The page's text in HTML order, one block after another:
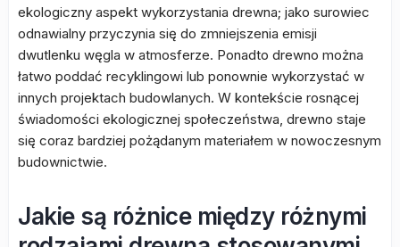
ekologiczny aspekt wykorzystania drewna; jako surowiec
odnawialny przyczynia się do zmniejszenia emisji
dwutlenku węgla w atmosferze. Ponadto drewno można
łatwo poddać recyklingowi lub ponownie wykorzystać w
innych projektach budowlanych. W kontekście rosnącej
świadomości ekologicznej społeczeństwa, drewno staje
się coraz bardziej pożądanym materiałem w nowoczesnym
budownictwie.
Jakie są różnice między różnymi